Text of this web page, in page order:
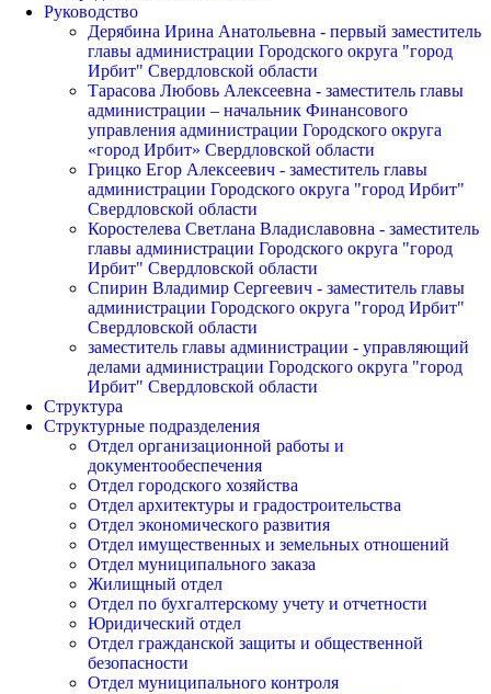
Руководство
Дерябина Ирина Анатольевна - первый заместитель
главы администрации Городского округа "город
Ирбит" Свердловской области
Тарасова Любовь Алексеевна - заместитель главы
администрации – начальник Финансового
управления администрации Городского округа
«город Ирбит» Свердловской области
Грицко Егор Алексеевич - заместитель главы
администрации Городского округа "город Ирбит"
Свердловской области
Коростелева Светлана Владиславовна - заместитель
главы администрации Городского округа "город
Ирбит" Свердловской области
Спирин Владимир Сергеевич - заместитель главы
администрации Городского округа "город Ирбит"
Свердловской области
заместитель главы администрации - управляющий
делами администрации Городского округа "город
Ирбит" Свердловской области
Структура
Структурные подразделения
Отдел организационной работы и
документообеспечения
Отдел городского хозяйства
Отдел архитектуры и градостроительства
Отдел экономического развития
Отдел имущественных и земельных отношений
Отдел муниципального заказа
Жилищный отдел
Отдел по бухгалтерскому учету и отчетности
Юридический отдел
Отдел гражданской защиты и общественной
безопасности
Отдел муниципального контроля